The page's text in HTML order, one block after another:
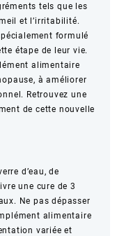
tels que les
et l’irritabilité.
formulé
étape de leur vie.
alimentaire
à améliorer
Retrouvez une
de cette nouvelle
d’eau, de
une cure de 3
Ne pas dépasser
alimentaire
variée et